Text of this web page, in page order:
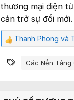
thương mại điện
cản trở sự đổi mới.
C
m
c
Thanh Phong và
Từ khóa
Các Nền Tảng